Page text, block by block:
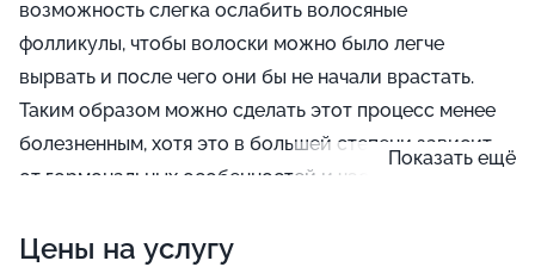
возможность слегка ослабить волосяные
фолликулы, чтобы волоски можно было легче
вырвать и после чего они бы не начали врастать.
Таким образом можно сделать этот процесс менее
болезненным, хотя это в большей степени зависит
от гормональных особенностей и частоты
классический вид проводится с внутренней стороны
Показать ещё
Цены на услугу